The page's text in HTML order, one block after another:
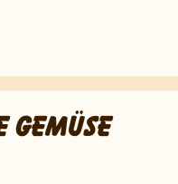
GEMÜSE